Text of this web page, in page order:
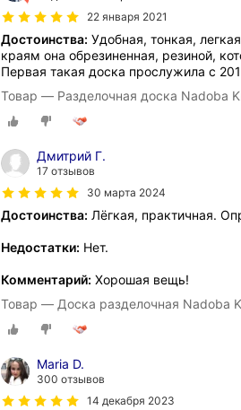
22 января 2021
Достоинства: Удобная, тонкая,
краям она обрезиненная, резиной,
Первая такая доска прослужила с
Товар — Разделочная доска Nadoba
Дмитрий Г.
17 отзывов
30 марта 2024
Достоинства: Лёгкая, практичная.
Недостатки: Нет.
Комментарий: Хорошая вещь!
Товар — Доска разделочная Nadoba
Maria D.
300 отзывов
14 декабря 2023